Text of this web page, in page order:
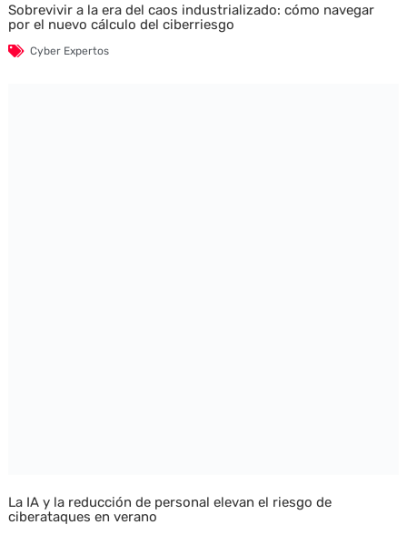
Sobrevivir a la era del caos industrializado: cómo navegar
por el nuevo cálculo del ciberriesgo
Cyber Expertos
La IA y la reducción de personal elevan el riesgo de
ciberataques en verano